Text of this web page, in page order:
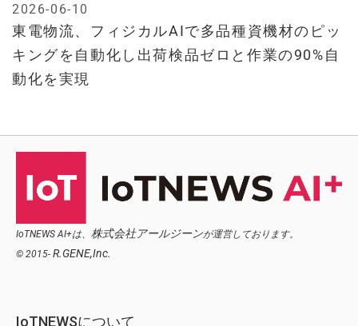
東電物流、フィジカルAIで多品種資機材のピッ
キングを自動化し出荷検品ゼロと作業の90%自
動化を実現
2026-06-10
IoTNEWS AI+は、 株式会社アールジーンが運営しております。
© 2015- R.GENE,Inc.
IoTNEWSについて